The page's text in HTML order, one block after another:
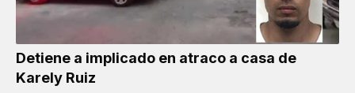
Detiene a implicado en atraco a casa de
Karely Ruiz